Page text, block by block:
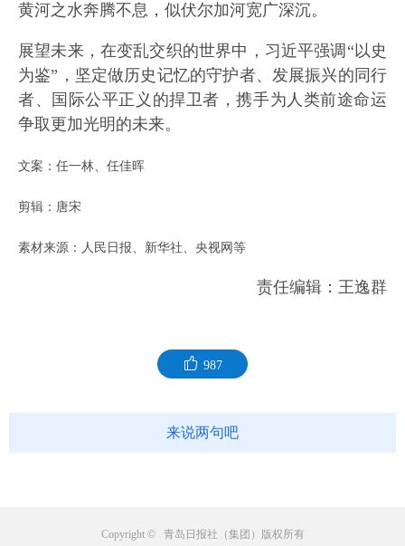
黄河之水奔腾不息，似伏尔加河宽广深沉。
展望未来，在变乱交织的世界中，习近平强调“以史
为鉴”，坚定做历史记忆的守护者、发展振兴的同行
者、国际公平正义的捍卫者，携手为人类前途命运
争取更加光明的未来。
文案：任一林、任佳晖
剪辑：唐宋
素材来源：人民日报、新华社、央视网等
责任编辑：王逸群
987
来说两句吧
Copyright © 青岛日报社（集团）版权所有